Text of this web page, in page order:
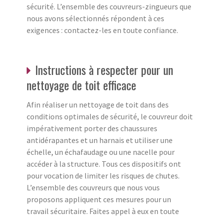
sécurité. L’ensemble des couvreurs-zingueurs que
nous avons sélectionnés répondent à ces
exigences : contactez-les en toute confiance.
Instructions à respecter pour un
nettoyage de toit efficace
Afin réaliser un nettoyage de toit dans des
conditions optimales de sécurité, le couvreur doit
impérativement porter des chaussures
antidérapantes et un harnais et utiliser une
échelle, un échafaudage ou une nacelle pour
accéder à la structure. Tous ces dispositifs ont
pour vocation de limiter les risques de chutes.
L’ensemble des couvreurs que nous vous
proposons appliquent ces mesures pour un
travail sécuritaire. Faites appel à eux en toute